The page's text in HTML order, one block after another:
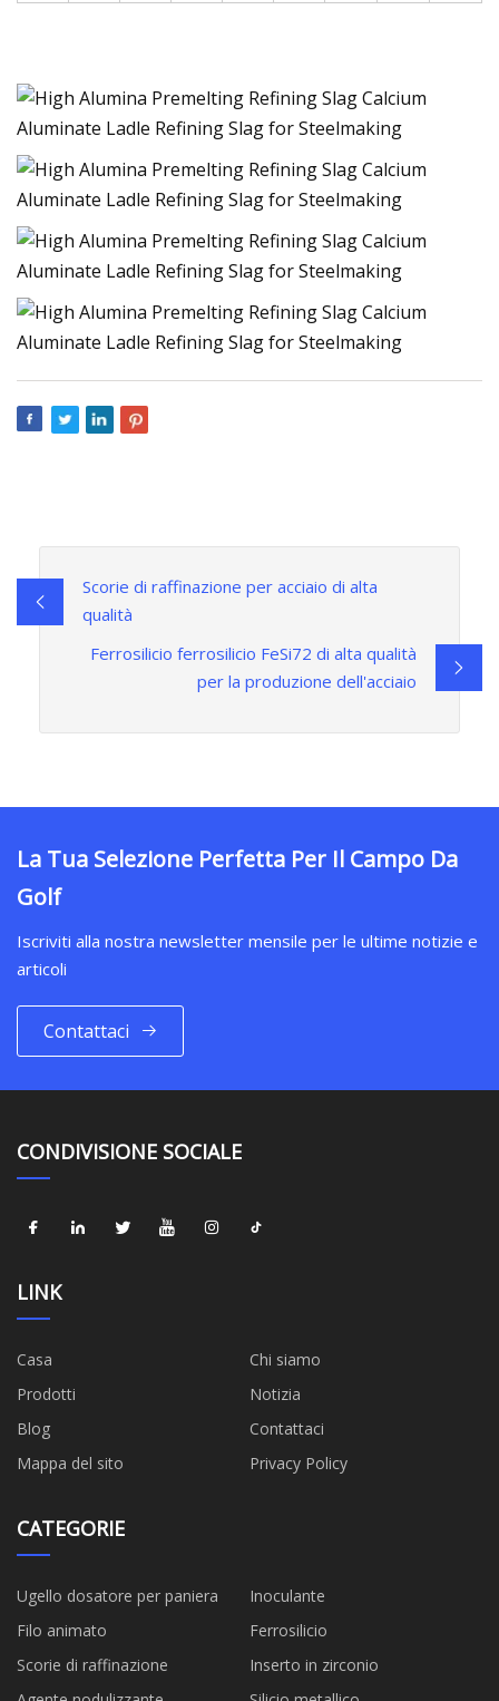
Scorie di raffinazione per acciaio di alta
qualità
Ferrosilicio ferrosilicio FeSi72 di alta qualità
per la produzione dell'acciaio
La Tua Selezione Perfetta Per Il Campo Da
Golf
Iscriviti alla nostra newsletter mensile per le ultime notizie e
articoli
Contattaci
CONDIVISIONE SOCIALE
LINK
Casa
Chi siamo
Prodotti
Notizia
Blog
Contattaci
Mappa del sito
Privacy Policy
CATEGORIE
Ugello dosatore per paniera
Inoculante
Filo animato
Ferrosilicio
Scorie di raffinazione
Inserto in zirconio